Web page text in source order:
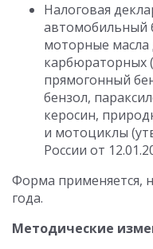
Налоговая
автомобильный
моторные масла
карбюраторных
прямогонный
бензол,
керосин,
и мотоциклы
России от
Форма применяется,
года.
Методические